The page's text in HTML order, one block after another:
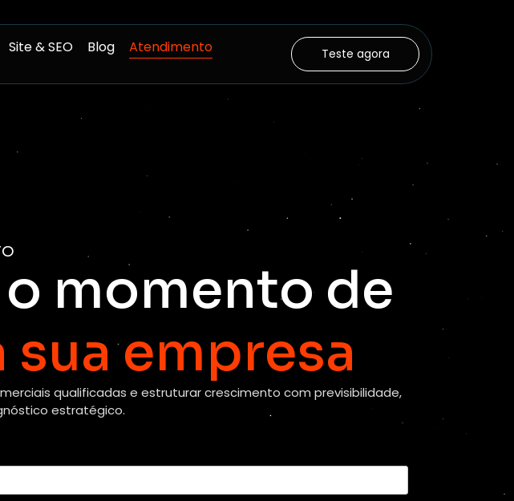
Site & SEO Blog Atendimento Teste agora
momento de
empresa
qualificadas e estruturar crescimento com previsibilidade,
estratégico.